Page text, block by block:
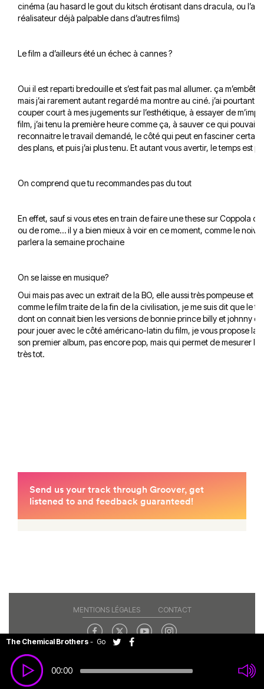
cinéma (au hasard le gout du kitsch érotisant dans dracula, ou
réalisateur déjà palpable dans d’autres films)
Le film a d’ailleurs été un échec à cannes ?
Oui il est reparti bredouille et s’est fait pas mal allumer. ça
mais j’ai rarement autant regardé ma montre au ciné. j’ai pourtant
couper court à mes jugements sur l’esthétique, à essayer de
film, j’ai tenu la première heure comme ça, à sauver ce qui pouvait
reconnaitre le travail demandé, le côté qui peut en fasciner certain
des plans, et puis j’ai plus tenu. Et autant vous avertir, le temps est
On comprend que tu recommandes pas du tout
En effet, sauf si vous etes en train de faire une these sur Coppola
ou de rome… il y a bien mieux à voir en ce moment, comme le
parlera la semaine prochaine
On se laisse en musique?
Oui mais pas avec un extrait de la BO, elle aussi très pompeuse et
comme le film traite de la fin de la civilisation, je me suis dit que le
dont on connait bien les versions de bonnie prince billy et johnny
pour jouer avec le côté américano-latin du film, je vous propose la
son premier album, pas encore pop, mais qui permet de mesurer
très tot.
00:00
The Chemical Brothers - Go
MENTIONS LÉGALES CONTACT